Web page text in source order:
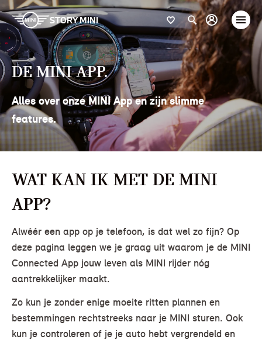
STORY MINI
De MINI App.
Alles over onze MINI App en zijn slimme
features.
Wat kan ik met de MINI
App?
Alwéér een app op je telefoon, is dat wel zo fijn? Op
deze pagina leggen we je graag uit waarom je de MINI
Connected App jouw leven als MINI rijder nóg
aantrekkelijker maakt.
Zo kun je zonder enige moeite ritten plannen en
bestemmingen rechtstreeks naar je MINI sturen. Ook
kun je controleren of je je auto hebt vergrendeld en